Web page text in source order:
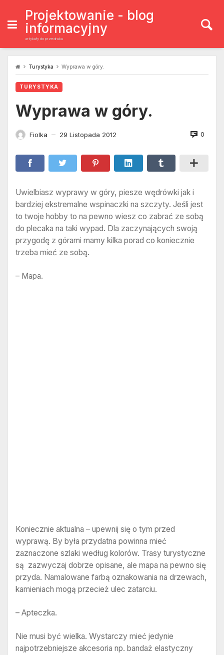
content
Projektowanie - blog
informacyjny
artykuły do przedruku
Turystyka Wyprawa w góry.
TURYSTYKA
Wyprawa w góry.
Fiolka — 29 Listopada 2012 0
Uwielbiasz wyprawy w góry, piesze wędrówki jak i
bardziej ekstremalne wspinaczki na szczyty. Jeśli jest
to twoje hobby to na pewno wiesz co zabrać ze sobą
do plecaka na taki wypad. Dla zaczynających swoją
przygodę z górami mamy kilka porad co koniecznie
trzeba mieć ze sobą.
– Mapa.
Koniecznie aktualna – upewnij się o tym przed
wyprawą. By była przydatna powinna mieć
zaznaczone szlaki według kolorów. Trasy turystyczne
są zazwyczaj dobrze opisane, ale mapa na pewno się
przyda. Namalowane farbą oznakowania na drzewach,
kamieniach mogą przecież ulec zatarciu.
– Apteczka.
Nie musi być wielka. Wystarczy mieć jedynie
najpotrzebniejsze akcesoria np. bandaż elastyczny